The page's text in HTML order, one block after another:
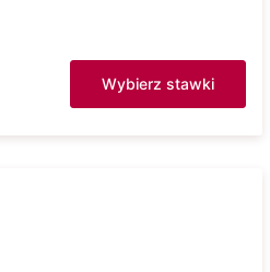
Wybierz stawki